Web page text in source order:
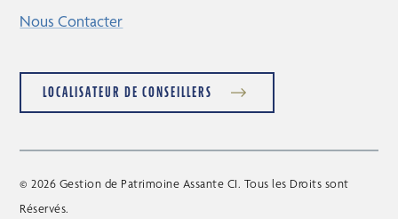
Nous Contacter
LOCALISATEUR DE CONSEILLERS
© 2026 Gestion de Patrimoine Assante CI. Tous les Droits sont
Réservés.